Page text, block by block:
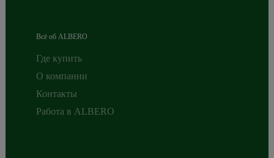
Всё об ALBERO
Где купить
О компании
Контакты
Работа в ALBERO